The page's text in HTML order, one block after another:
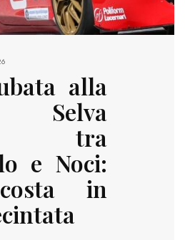
alla
Selva
tra
e Noci:
in